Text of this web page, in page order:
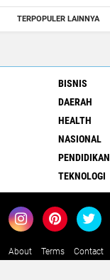
TERPOPULER LAINNYA
BISNIS
DAERAH
HEALTH
NASIONAL
PENDIDIKAN
TEKNOLOGI
About Terms Contact